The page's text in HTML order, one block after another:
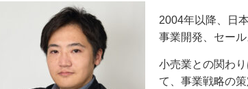
2004年以降、日
事業開発、セー
小売業との関わ
て、事業戦略の